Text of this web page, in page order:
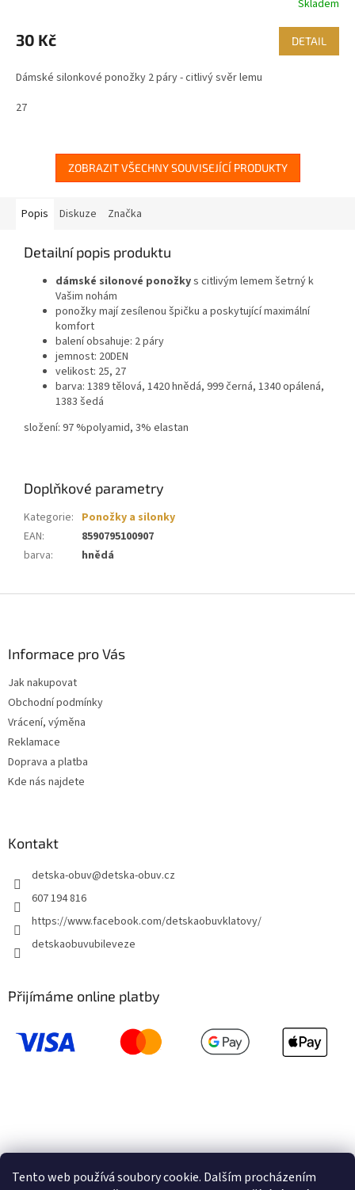
Tento web používá soubory cookie. Dalším procházením
Skladem
30 Kč DETAIL
Dámské silonkové ponožky 2 páry - citlivý svěr lemu
27
ZOBRAZIT VŠECHNY SOUVISEJÍCÍ PRODUKTY
Popis Diskuze Značka
Detailní popis produktu
dámské silonové ponožkys citlivým lemem šetrný k
Vašim nohám
ponožky mají zesílenou špičku a poskytující maximální
komfort
balení obsahuje: 2 páry
jemnost: 20DEN
velikost: 25, 27
barva: 1389 tělová, 1420 hnědá, 999 černá, 1340 opálená,
1383 šedá
složení: 97 %polyamid, 3% elastan
Doplňkové parametry
Kategorie: Ponožky a silonky
EAN:
8590795100907
barva: hnědá
Informace pro Vás
Jak nakupovat
Obchodní podmínky
Vrácení, výměna
Reklamace
Doprava a platba
Kde nás najdete
Kontakt
detska-obuv@detska-obuv.cz
607 194 816
https://www.facebook.com/detskaobuvklatovy/
detskaobuvubileveze
Přijímáme online platby